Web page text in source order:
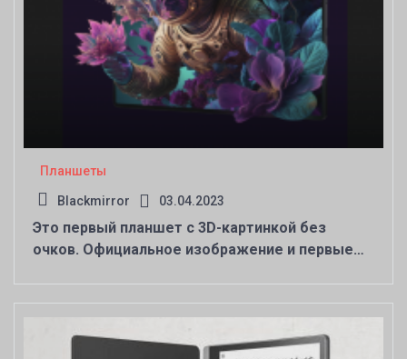
Планшеты
Blackmirror 03.04.2023
Это первый планшет с 3D-картинкой без
очков. Официальное изображение и первые